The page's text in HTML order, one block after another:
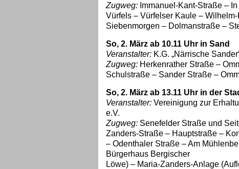
Zugweg: Immanuel-Kant-Straße –
Vürfels – Vürfelser Kaule –
Siebenmorgen – Dolmanstraße –
So, 2. März ab 10.11 Uhr in Sand
Veranstalter: K.G. „Närrische
Zugweg: Herkenrather Straße –
Schulstraße – Sander Straße –
So, 2. März ab 13.11 Uhr in der
Veranstalter: Vereinigung zur
e.V.
Zugweg: Senefelder Straße und
Zanders-Straße – Hauptstraße –
– Odenthaler Straße – Am
Bürgerhaus Bergischer
Löwe) – Maria-Zanders-Anlage